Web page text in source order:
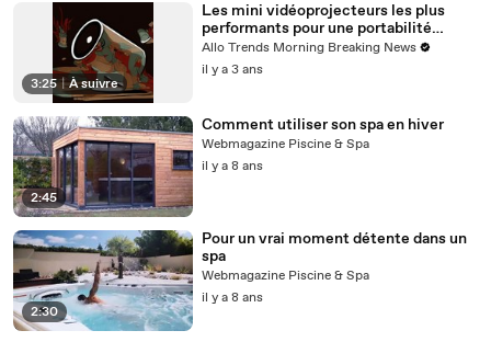
3:25 | À suivre
Les mini vidéoprojecteurs les plus
performants pour une portabilité
optimale : notre sélection
personnalisée.
Allo Trends Morning Breaking News
il y a 3 ans
2:45
Comment utiliser son spa en hiver
Webmagazine Piscine & Spa
il y a 8 ans
2:30
Pour un vrai moment détente dans un
spa
Webmagazine Piscine & Spa
il y a 8 ans